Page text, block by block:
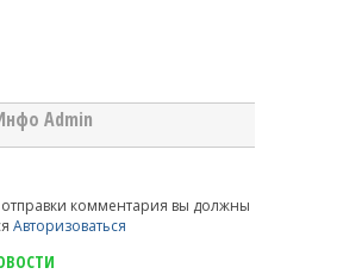
Admin
комментария вы должны
Авторизоваться